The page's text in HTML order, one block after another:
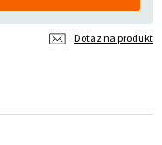
Dotaz na produkt